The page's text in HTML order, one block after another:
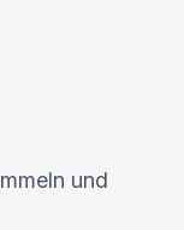
und